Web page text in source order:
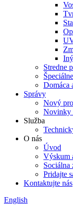
Stredne
Domáca
Správy
Nový
Novinky
Služba
O nás
Úvod
Výskum
Sociálna
Pridajte
Kontaktujte nás
English